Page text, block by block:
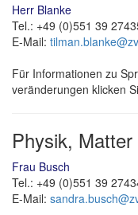
Herr Blanke
Tel.: +49 (0)551 39
E-Mail:
Für Informationen zu
veränderungen klicken
Physik,
Frau Busch
Tel.: +49 (0)551 39
E-Mail: